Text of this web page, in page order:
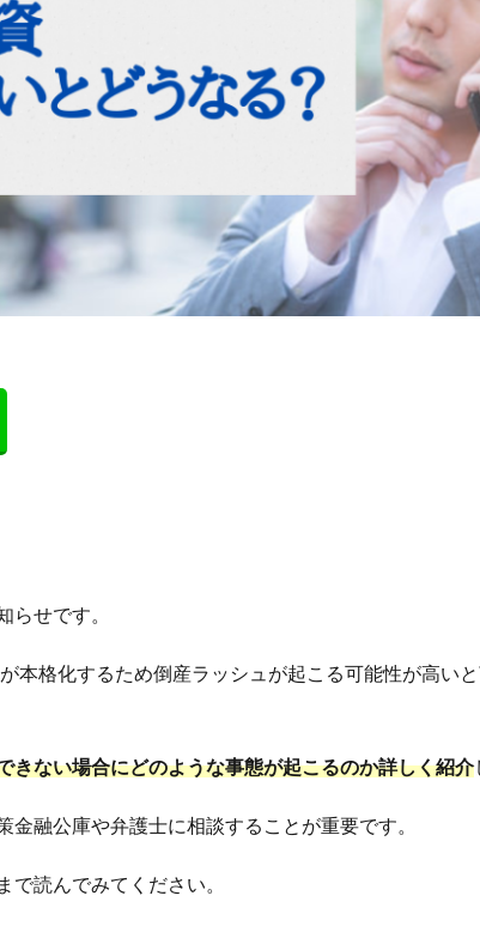
らせです。
本格化するため倒産ラッシュが起こる可能性が高い
きない場合にどのような事態が起こるのか詳しく紹介
金融公庫や弁護士に相談することが重要です。
で読んでみてください。